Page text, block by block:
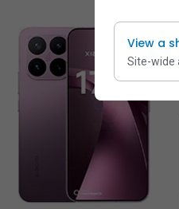
View a
Site-wide